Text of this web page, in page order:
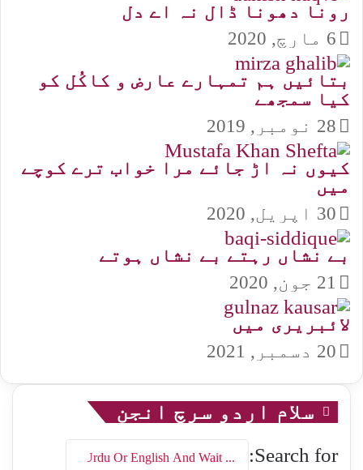
رونا دھونا ڈال نہ اے دل
6 مارچ, 2020
بتائیں ہم تمہارے عارض و کاکُل کو
کیا سمجھے
28 نومبر, 2019
کیوں نہ اڑ جائے مرا خواب ترے کوچے
میں
30 اپریل, 2020
بے نشاں رہتے بے نشاں ہوتے
21 جون, 2020
لائبریری میں
20 دسمبر, 2021
سلام اردو سرچ انجن
Search for: